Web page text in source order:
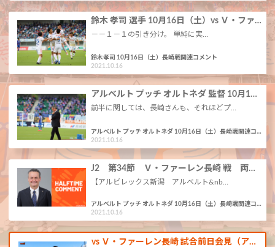
鈴木 孝司 選手 10月16日（土）vs Ｖ・ファ…
－－１－１の引き分け。 単純に実…
鈴木孝司 10月16日（土）長崎戦関連コメント
2021.10.16
アルベルト プッチ オルトネダ 監督 10月1…
前半に関しては、長崎さんも、それほどプ…
アルベルト プッチ オルトネダ 10月16日（土）長崎戦関連コ…
2021.10.16
J2 第34節 Ｖ・ファーレン長崎 戦 両…
【アルビレックス新潟 アルベルト&nb…
アルベルト プッチ オルトネダ 10月16日（土）長崎戦関連コ…
2021.10.16
vs Ｖ・ファーレン長崎 試合前日会見（ア…